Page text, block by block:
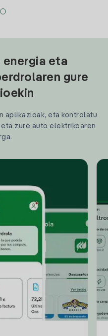
energia eta
gure
aplikazioak, eta kontrolatu
zure auto elektrikoaren